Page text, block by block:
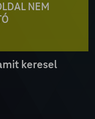
NEM
keresel